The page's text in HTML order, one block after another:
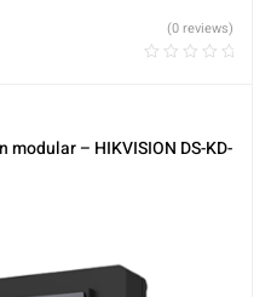
(0 reviews)
– HIKVISION DS-KD-